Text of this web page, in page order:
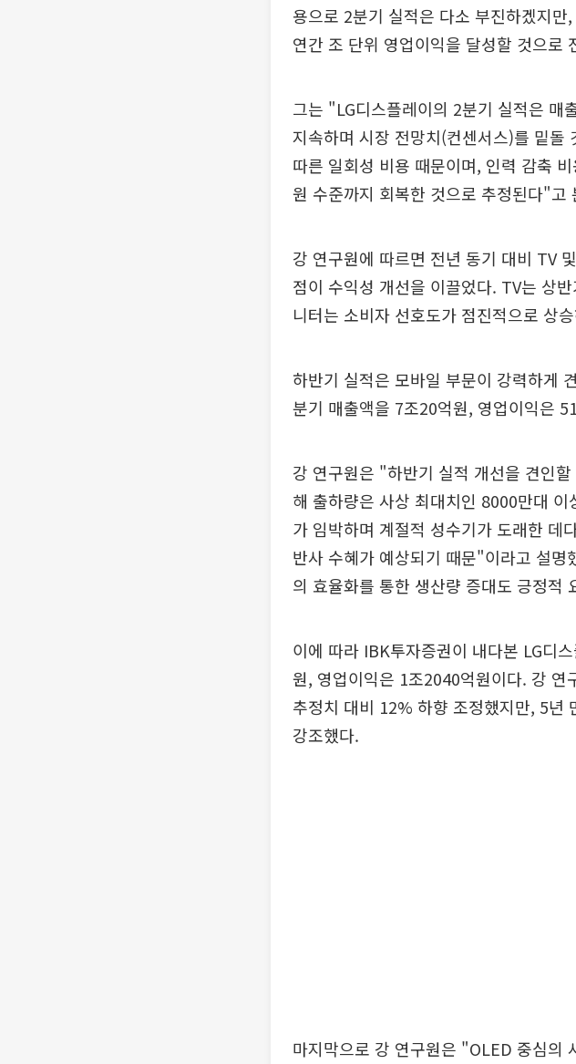
용으로 2분기 실적은 다소 부진하겠지
연간 조 단위 영업이익을 달성할 것으로
그는 "LG디스플레이의 2분기 실적은 매
지속하며 시장 전망치(컨센서스)를 밑
따른 일회성 비용 때문이며, 인력 감축
원 수준까지 회복한 것으로 추정된다"고
강 연구원에 따르면 전년 동기 대비 TV
점이 수익성 개선을 이끌었다. TV는 상
니터는 소비자 선호도가 점진적으로 상
하반기 실적은 모바일 부문이 강력하게
분기 매출액을 7조20억원, 영업이익은
강 연구원은 "하반기 실적 개선을 견인
해 출하량은 사상 최대치인 8000만대
가 임박하며 계절적 성수기가 도래한 데
반사 수혜가 예상되기 때문"이라고 설
의 효율화를 통한 생산량 증대도 긍정적
이에 따라 IBK투자증권이 내다본 LG디
원, 영업이익은 1조2040억원이다. 강
추정치 대비 12% 하향 조정했지만, 5년
강조했다.
마지막으로 강 연구원은 "OLED 중심의